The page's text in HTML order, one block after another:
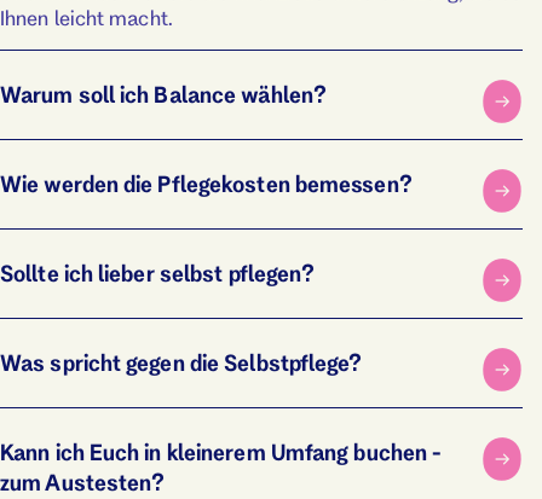
Ihnen leicht macht.
Warum soll ich Balance wählen?
Wie werden die Pflegekosten bemessen?
Sollte ich lieber selbst pflegen?
Was spricht gegen die Selbst­pflege?
Kann ich Euch in kleinerem Umfang buchen -
zum Austesten?